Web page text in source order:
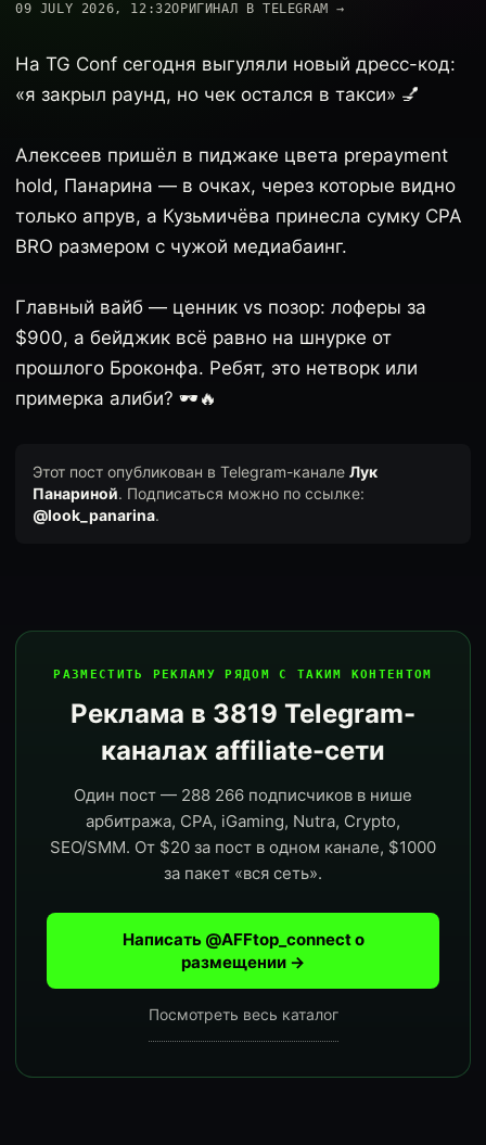
09 JULY 2026, 12:32ОРИГИНАЛ В TELEGRAM →
На TG Conf сегодня выгуляли новый дресс-код:
«я закрыл раунд, но чек остался в такси» 💅
Алексеев пришёл в пиджаке цвета prepayment
hold, Панарина — в очках, через которые видно
только апрув, а Кузьмичёва принесла сумку CPA
BRO размером с чужой медиабаинг.
Главный вайб — ценник vs позор: лоферы за
$900, а бейджик всё равно на шнурке от
прошлого Броконфа. Ребят, это нетворк или
примерка алиби? 🕶️🔥
Этот пост опубликован в Telegram-канале Лук
Панариной. Подписаться можно по ссылке:
@look_panarina.
РАЗМЕСТИТЬ РЕКЛАМУ РЯДОМ С ТАКИМ КОНТЕНТОМ
Реклама в 3819 Telegram-
каналах affiliate-сети
Один пост — 288 266 подписчиков в нише
арбитража, CPA, iGaming, Nutra, Crypto,
SEO/SMM. От $20 за пост в одном канале, $1000
за пакет «вся сеть».
Написать @AFFtop_connect о
размещении →
Посмотреть весь каталог